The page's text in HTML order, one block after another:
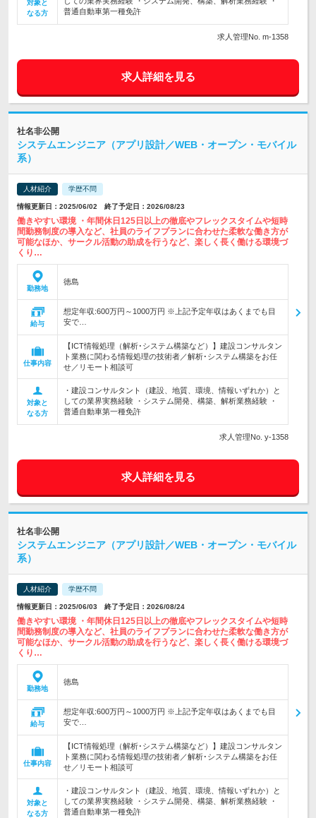
対象と
なる方
普通自動車第一種免許
求人管理No. m-1358
求人詳細を見る
社名非公開
システムエンジニア（アプリ設計／WEB・オープン・モバイル
系）
人材紹介 学歴不問
情報更新日：2025/06/02 終了予定日：2026/08/23
働きやすい環境 ・年間休日125日以上の徹底やフレックスタイムや短時
間勤務制度の導入など、社員のライフプランに合わせた柔軟な働き方が
可能なほか、サークル活動の助成を行うなど、楽しく長く働ける環境づ
くり…
勤務地
徳島
給与
想定年収:600万円～1000万円 ※上記予定年収はあくまでも目
安で…
仕事内容
【ICT情報処理（解析･システム構築など）】建設コンサルタン
ト業務に関わる情報処理の技術者／解析･システム構築をお任
せ／リモート相談可
対象と
なる方
・建設コンサルタント（建設、地質、環境、情報いずれか）と
しての業界実務経験 ・システム開発、構築、解析業務経験 ・
普通自動車第一種免許
求人管理No. y-1358
求人詳細を見る
社名非公開
システムエンジニア（アプリ設計／WEB・オープン・モバイル
系）
人材紹介 学歴不問
情報更新日：2025/06/03 終了予定日：2026/08/24
働きやすい環境 ・年間休日125日以上の徹底やフレックスタイムや短時
間勤務制度の導入など、社員のライフプランに合わせた柔軟な働き方が
可能なほか、サークル活動の助成を行うなど、楽しく長く働ける環境づ
くり…
勤務地
徳島
給与
想定年収:600万円～1000万円 ※上記予定年収はあくまでも目
安で…
仕事内容
【ICT情報処理（解析･システム構築など）】建設コンサルタン
ト業務に関わる情報処理の技術者／解析･システム構築をお任
せ／リモート相談可
対象と
なる方
・建設コンサルタント（建設、地質、環境、情報いずれか）と
しての業界実務経験 ・システム開発、構築、解析業務経験 ・
普通自動車第一種免許